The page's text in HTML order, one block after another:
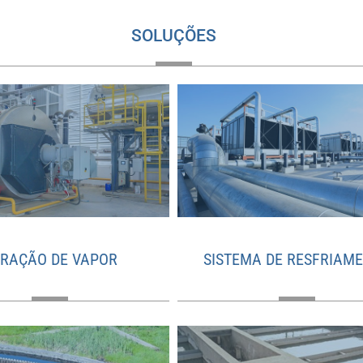
SOLUÇÕES
DE VAPOR SISTEMA DE